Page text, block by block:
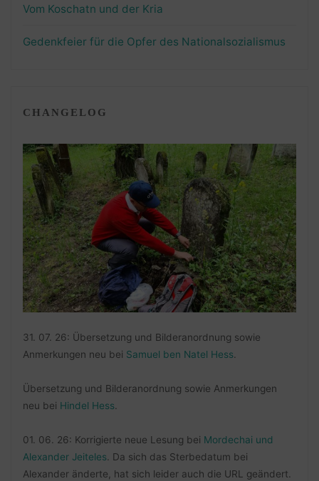
Vom Koschatn und der Kria
Gedenkfeier für die Opfer des Nationalsozialismus
CHANGELOG
31. 07. 26: Übersetzung und Bilderanordnung sowie
Anmerkungen neu bei Samuel ben Natel Hess
Übersetzung und Bilderanordnung sowie Anmerkungen
neu bei Hindel Hess
01. 06. 26: Korrigierte neue Lesung bei Mordechai und
Alexander Jeiteles . Da sich das Sterbedatum bei
Alexander änderte, hat sich leider auch die URL geändert.